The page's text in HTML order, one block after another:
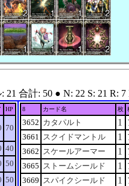
合計: 50 ● N: 22 S: 21 R: 7
HP
70
40
50
50
8 カード名 枚
3652 カタパルト 1
3661 スクイドマントル 1
3662 スケールアーマー 1
3665 ストームシールド 1
3669 スパイクシールド 1